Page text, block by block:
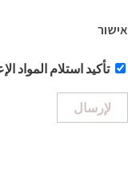
אישור
تأكيد استلام المواد
لإرسال